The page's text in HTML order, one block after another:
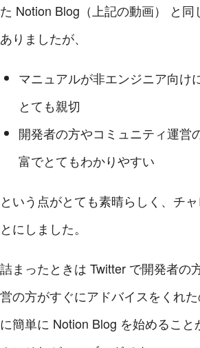
た Notion Blog（上記の動画） と同
ありましたが、
マニュアルが非エンジニア向け
とても親切
開発者の方やコミュニティ運営
富でとてもわかりやすい
という点がとても素晴らしく、チ
とにしました。
詰まったときは Twitter で開発者の
営の方がすぐにアドバイスをくれ
に簡単に Notion Blog を始めること